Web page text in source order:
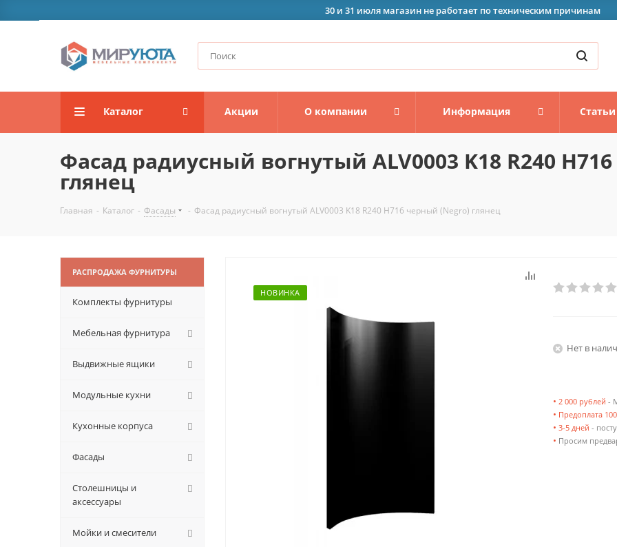
30 и 31 июля магазин не работает по техническим причинам
Каталог Акции О компании Информация Статьи
Фасад радиусный вогнутый ALV0003 K18 R240
глянец
Главная - Каталог - Фасады - Фасад радиусный вогнутый ALV0003 K18 R240 H716 черный (Negro) глянец
НОВИНКА
Нет в
• 2 000 рублей -
• Предоплата
• 3-5 дней -
• Просим
РАСПРОДАЖА ФУРНИТУРЫ
Комплекты фурнитуры
Мебельная фурнитура
Выдвижные ящики
Модульные кухни
Кухонные корпуса
Фасады
Столешницы и
аксессуары
Мойки и смесители